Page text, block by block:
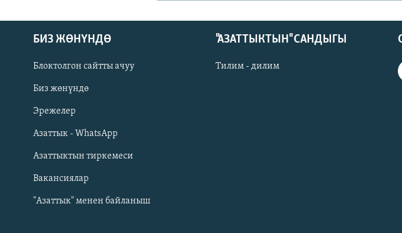
Русский
ОНЛАЙН ШЕРИНЕ
БИЗ ЖӨНҮНДӨ
Блоктолгон сайтты ачуу
Биз жөнүндө
Эрежелер
Азаттык - WhatsApp
Азаттыктын тиркемеси
Вакансиялар
"Азаттык" менен байланыш
"АЗАТТЫКТЫН" САНДЫГЫ
Тилим - дилим